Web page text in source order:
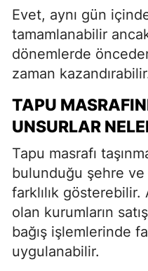
Evet, aynı gün
tamamlanabilir
dönemlerde
zaman
TAPU
UNSURLAR
Tapu masrafı
bulunduğu şehre
farklılık gösterebilir.
olan kurumların
bağış işlemlerinde
uygulanabilir.